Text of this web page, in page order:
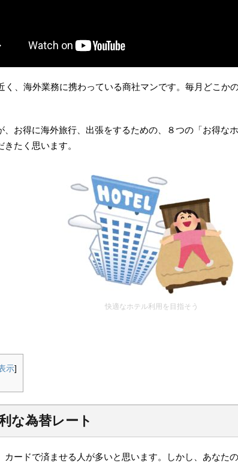
く、海外業務に携わっている商社マンです。毎月どこか
、お得に海外旅行、出張をするための、８つの「お得な
きたく思います。
快適なホテル利用を目指そう
示]
な為替レート
カードで済ませる人が多いと思います。しかし、あなた